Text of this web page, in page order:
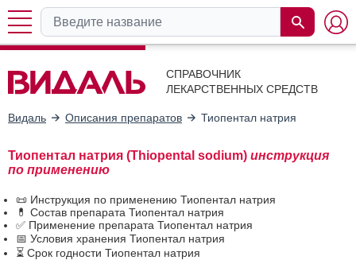
СПРАВОЧНИК
ЛЕКАРСТВЕННЫХ СРЕДСТВ
Видаль Описания препаратов Тиопентал натрия
Тиопентал натрия (Thiopental sodium) инструкция
по применению
📜 Инструкция по применению Тиопентал натрия
💊 Состав препарата Тиопентал натрия
✅ Применение препарата Тиопентал натрия
📅 Условия хранения Тиопентал натрия
⏳ Срок годности Тиопентал натрия